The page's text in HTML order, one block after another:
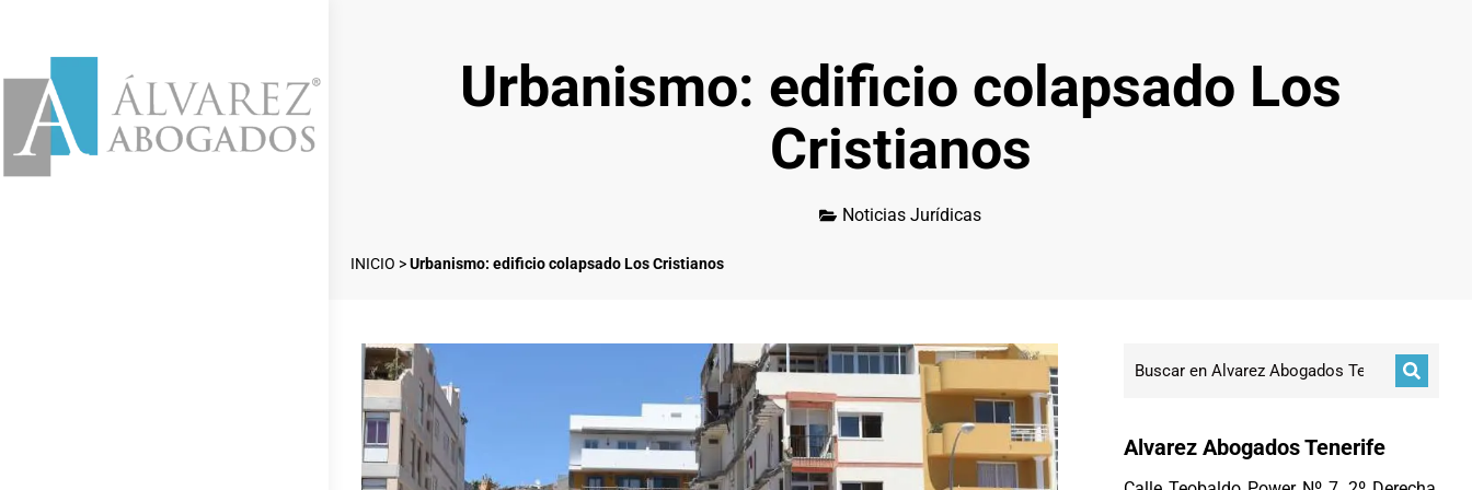
Urbanismo: edificio colapsado Los
Cristianos
Noticias Jurídicas
INICIO >Urbanismo: edificio colapsado Los Cristianos
Alvarez Abogados Tenerife